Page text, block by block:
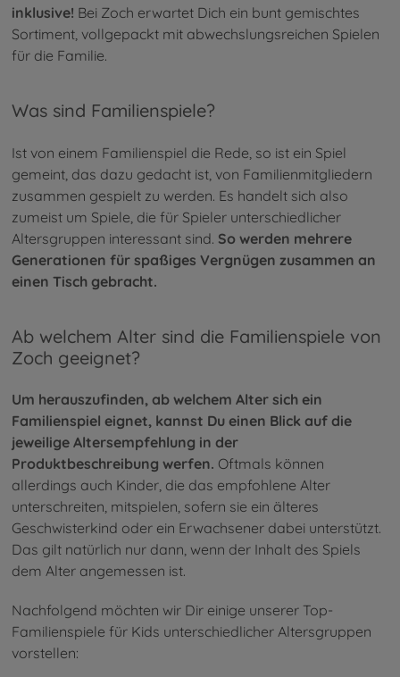
inklusive! Bei Zoch erwartet Dich ein bunt gemischtes
Sortiment, vollgepackt mit abwechslungsreichen Spielen
für die Familie.
Was sind Familienspiele?
Ist von einem Familienspiel die Rede, so ist ein Spiel
gemeint, das dazu gedacht ist, von Familienmitgliedern
zusammen gespielt zu werden. Es handelt sich also
zumeist um Spiele, die für Spieler unterschiedlicher
Altersgruppen interessant sind. So werden mehrere
Generationen für spaßiges Vergnügen zusammen an
einen Tisch gebracht.
Ab welchem Alter sind die Familienspiele von
Zoch geeignet?
Um herauszufinden, ab welchem Alter sich ein
Familienspiel eignet, kannst Du einen Blick auf die
jeweilige Altersempfehlung in der
Produktbeschreibung werfen. Oftmals können
allerdings auch Kinder, die das empfohlene Alter
unterschreiten, mitspielen, sofern sie ein älteres
Geschwisterkind oder ein Erwachsener dabei unterstützt.
Das gilt natürlich nur dann, wenn der Inhalt des Spiels
dem Alter angemessen ist.
Nachfolgend möchten wir Dir einige unserer Top-
Familienspiele für Kids unterschiedlicher Altersgruppen
vorstellen: